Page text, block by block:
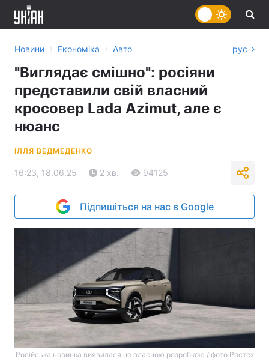
Новини › Економіка › Авто рус
"Виглядає смішно": росіяни
представили свій власний
кросовер Lada Azimut, але є
нюанс
ІЛЛЯ ВЕДМЕДЕНКО
16:23, 18.06.25 2 хв. 94125
Підпишіться на нас в Google
Російська новинка виявилася не власною розробкою / фото Ростех